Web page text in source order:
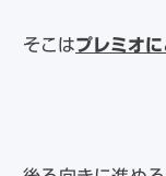
そこはプレミオ